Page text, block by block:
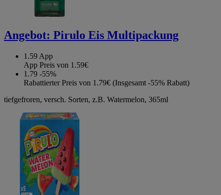
Angebot: Pirulo Eis Multipackung
1.59 App
App Preis von 1.59€
1.79 -55%
Rabattierter Preis von 1.79€ (Insgesamt -55% Rabatt)
tiefgefroren, versch. Sorten, z.B. Watermelon, 365ml